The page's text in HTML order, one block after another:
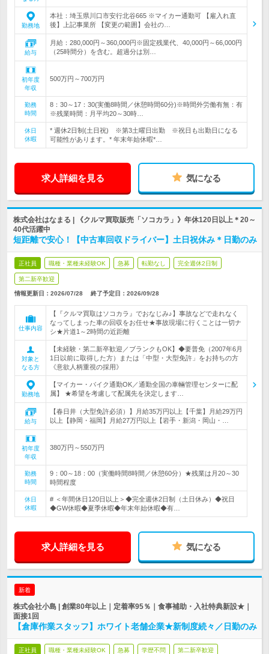
勤務地
本社：埼玉県川口市安行北谷665 ※マイカー通勤可 【雇入れ直
後】上記事業所 【変更の範囲】会社の…
給与
月給：280,000円～360,000円※固定残業代、40,000円～66,000円
（25時間分）を含む。超過分は別…
初年度
年収
500万円～700万円
勤務
時間
8：30～17：30(実働8時間／休憩時間60分)※時間外労働有無：有
※残業時間：月平均20～30時…
休日
休暇
* 週休2日制(土日祝) ※第3土曜日出勤 ※祝日も出勤日になる
可能性があります。* 年末年始休暇*…
求人詳細を見る 気になる
株式会社はなまる | 《クルマ買取販売「ソコカラ」》年休120日以上＊20～
40代活躍中
短距離で安心！【中古車回収ドライバー】土日祝休み＊日勤のみ
正社員 職種・業種未経験OK 急募 転勤なし 完全週休2日制
第二新卒歓迎
情報更新日：2026/07/28 終了予定日： 2026/09/28
仕事内容
【『クルマ買取はソコカラ』でおなじみ♪】事故などで走れなく
なってしまった車の回収をお任せ★事故現場に行くことは一切ナ
シ★片道1～2時間の近距離
対象と
なる方
【未経験・第二新卒歓迎／ブランクもOK】◆要普免（2007年6月
1日以前に取得した方）または「中型・大型免許」をお持ちの方
《意欲人柄重視の採用》
勤務地
【マイカー・バイク通勤OK／通勤全国の車輛管理センターに配
属】 ★希望を考慮して配属先を決定します…
給与
【春日井（大型免許必須）】月給35万円以上【千葉】月給29万円
以上【静岡・福岡】月給27万円以上【岩手・新潟・岡山・…
初年度
年収
380万円～550万円
勤務
時間
9：00～18：00（実働時間8時間／休憩60分）★残業は月20～30
時間程度
休日
休暇
# ＜年間休日120日以上＞◆完全週休2日制（土日休み）◆祝日
◆GW休暇◆夏季休暇◆年末年始休暇◆有…
求人詳細を見る 気になる
新着
株式会社小島 | 創業80年以上｜定着率95％｜食事補助・入社特典新設★｜
面接1回
【倉庫作業スタッフ】ホワイト老舗企業★新制度続々／日勤のみ
正社員 職種・業種未経験OK 急募 学歴不問 第二新卒歓迎